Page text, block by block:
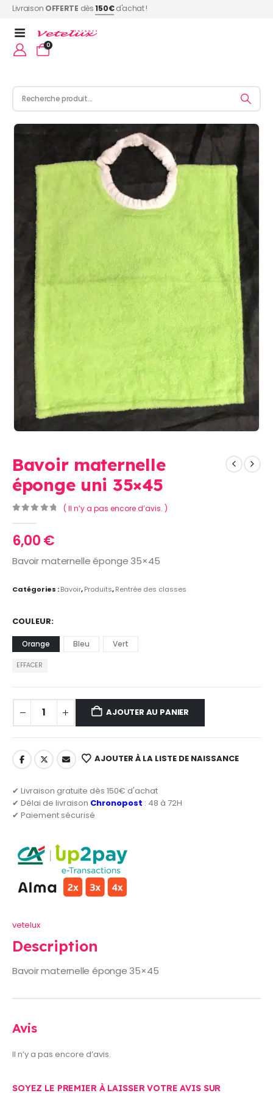
Livraison OFFERTE dès150€d'achat !
0
Bavoir maternelle
éponge uni 35×45
( Il n’y a pas encore d’avis. )
6,00€
Bavoir maternelle éponge 35×45
Catégories :Bavoir,Produits,Rentrée des classes
COULEUR
Orange Bleu Vert
EFFACER
AJOUTER AU PANIER
AJOUTER À LA LISTE DE NAISSANCE
✔ Livraison gratuite dès 150€ d'achat
✔ Délai de livraison Chronopost : 48 à 72H
✔ Paiement sécurisé
vetelux
Description
Bavoir maternelle éponge 35×45
Avis
Il n’y a pas encore d’avis.
SOYEZ LE PREMIER À LAISSER VOTRE AVIS SUR